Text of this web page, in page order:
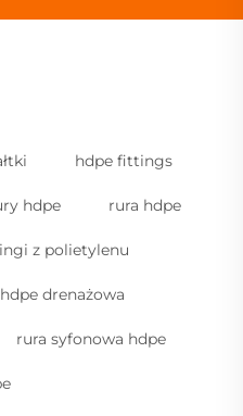
hdpe fittings
hdpe rura hdpe
z polietylenu
drenażowa
rura syfonowa hdpe